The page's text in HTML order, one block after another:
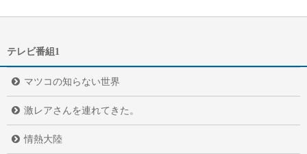
テレビ番組1
マツコの知らない世界
激レアさんを連れてきた。
情熱大陸